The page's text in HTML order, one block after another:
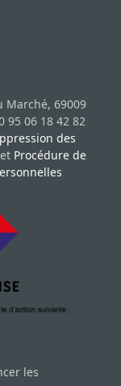
Marché, 69009
95 06 18 42 82
des
et Procédure de
les